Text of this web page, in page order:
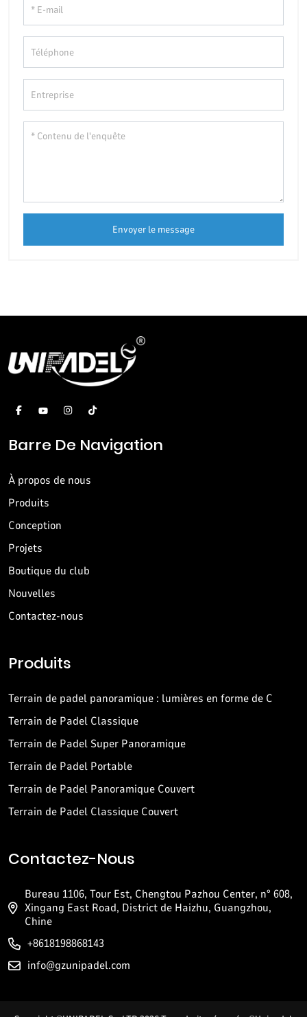
Envoyer le message
Barre De Navigation
À propos de nous
Produits
Conception
Projets
Boutique du club
Nouvelles
Contactez-nous
Produits
Terrain de padel panoramique : lumières en forme de C
Terrain de Padel Classique
Terrain de Padel Super Panoramique
Terrain de Padel Portable
Terrain de Padel Panoramique Couvert
Terrain de Padel Classique Couvert
Contactez-Nous
Bureau 1106, Tour Est, Chengtou Pazhou Center, n° 608,
Xingang East Road, District de Haizhu, Guangzhou,
Chine
+8618198868143
info@gzunipadel.com